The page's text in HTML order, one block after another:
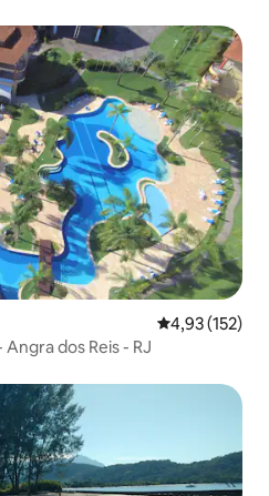
Gemiddelde
4,93 (152)
dos Reis - RJ